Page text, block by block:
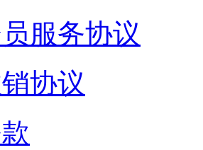
服务协议
协议